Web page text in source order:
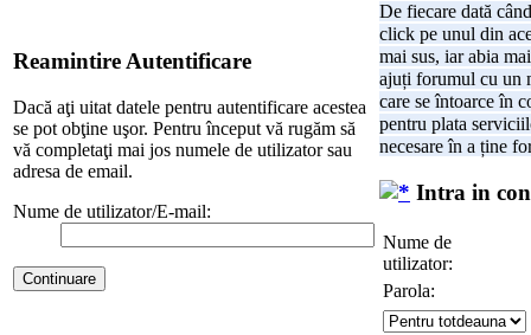
Reamintire Autentificare
Dacă aţi uitat datele pentru autentificare acestea
se pot obţine uşor. Pentru început vă rugăm să
vă completaţi mai jos numele de utilizator sau
adresa de email.
Nume de utilizator/E-mail:
De fiecare dată
click pe unul din
mai sus, iar abia
ajuți forumul cu un
care se întoarce în
pentru plata
necesare în a ține
Intra in
Nume de
utilizator:
Parola: